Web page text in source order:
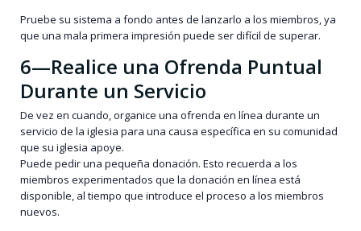
Pruebe su sistema a fondo antes de lanzarlo a los miembros, ya
que una mala primera impresión puede ser difícil de superar.
6—Realice una Ofrenda Puntual
Durante un Servicio
De vez en cuando, organice una ofrenda en línea durante un
servicio de la iglesia para una causa específica en su comunidad
que su iglesia apoye.
Puede pedir una pequeña donación. Esto recuerda a los
miembros experimentados que la donación en línea está
disponible, al tiempo que introduce el proceso a los miembros
nuevos.